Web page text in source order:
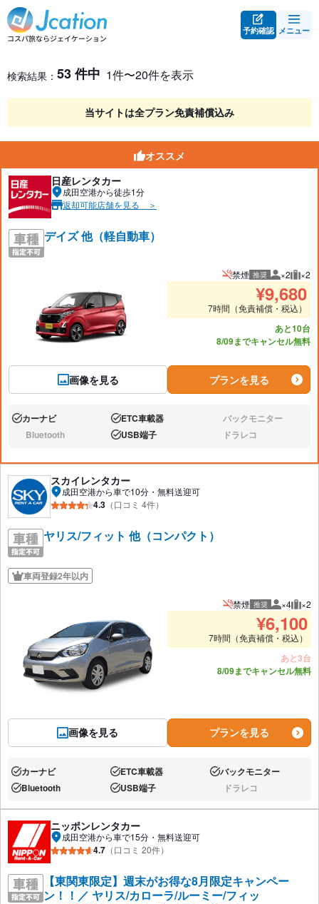
予約確認 メニュー
レンタカー検索・比較
レンタカー検索結果
検索結果： 53 件中 1件〜20件を表示
当サイトは全プラン免責補償込み
オススメ
日産レンタカー
成田空港から徒歩1分
返却可能店舗を見る ＞
デイズ 他（軽自動車）
画像を見る
禁煙 推奨 推奨人数
×2 推奨
×2
¥9,680
7時間（免責補償・税込）
あと10台
8/09までキャンセル無料
プランを見る
あり:カーナビ あり:ETC車載器 なし:バックモニター
なし:Bluetooth あり:USB端子 なし:ドラレコ
スカイレンタカー
成田空港から車で10分・無料送迎可
4.3 （口コミ 4件）
ヤリス/フィット 他（コンパクト）
車両登録2年以内
画像を見る
禁煙 推奨 推奨人数
×4 推
×2
¥6,100
7時間（免責補償・税込）
あと3台
8/09までキャンセル無料
プランを見る
あり:カーナビ あり:ETC車載器 あり:バックモニター
あり:Bluetooth あり:USB端子 なし:ドラレコ
ニッポンレンタカー
成田空港から車で15分・無料送迎可
4.7 （口コミ 20件）
【東関東限定】週末がお得な8月限定キャンペー
ン！！／ ヤリス/カローラ/ルーミー/フィッ